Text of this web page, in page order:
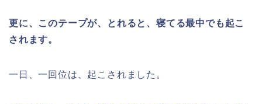
更に、このテープが、とれると、寝てる最中でも起こ
されます。
一日、一回位は、起こされました。